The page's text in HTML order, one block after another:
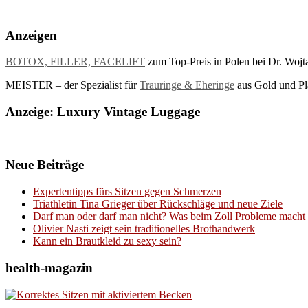
Anzeigen
BOTOX, FILLER, FACELIFT zum Top-Preis in Polen bei Dr.
MEISTER – der Spezialist fürTrauringe & Eheringe aus Gold und
Anzeige: Luxury Vintage Luggage
Neue Beiträge
Expertentipps fürs Sitzen gegen Schmerzen
Triathletin Tina Grieger über Rückschläge und neue Ziele
Darf man oder darf man nicht? Was beim Zoll Probleme macht
Olivier Nasti zeigt sein traditionelles Brothandwerk
Kann ein Brautkleid zu sexy sein?
health-magazin